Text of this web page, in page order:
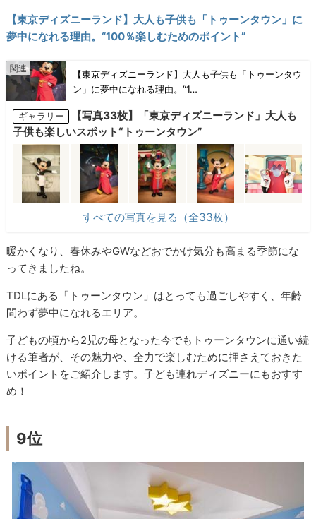
【東京ディズニーランド】大人も子供も「トゥーンタウン」に
夢中になれる理由。“100％楽しむためのポイント”
【東京ディズニーランド】大人も子供も「トゥーンタウ
ン」に夢中になれる理由。“1…
ギャラリー
【写真33枚】「東京ディズニーランド」大人も
子供も楽しいスポット“トゥーンタウン”
すべての写真を見る（全33枚）
暖かくなり、春休みやGWなどおでかけ気分も高まる季節にな
ってきましたね。
TDLにある「トゥーンタウン」はとっても過ごしやすく、年齢
問わず夢中になれるエリア。
子どもの頃から2児の母となった今でもトゥーンタウンに通い続
ける筆者が、その魅力や、全力で楽しむために押さえておきた
いポイントをご紹介します。子ども連れディズニーにもおすす
め！
9位